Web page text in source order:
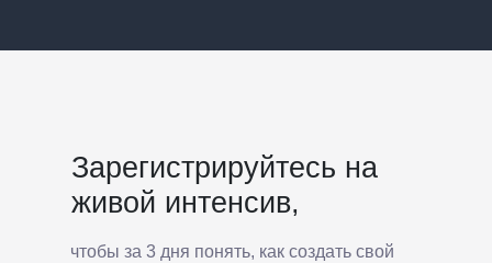
Зарегистрируйтесь на
живой интенсив,
чтобы за 3 дня понять, как создать свой